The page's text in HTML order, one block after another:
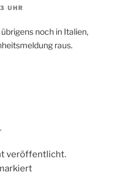
UHR
noch in Italien,
raus.
veröffentlicht.